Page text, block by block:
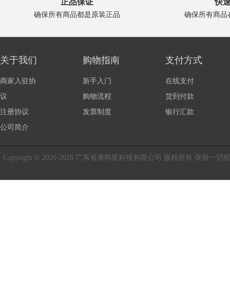
正品保证
确保所有商品都是原装正品
快
确保所有商品
关于我们
商家入驻协
议
注册协议
公司简介
购物指南
新手入门
购物流程
发票制度
支付方式
在线支付
货到付款
银行汇款
Copyright © 2020-2026 广东省康网星科技有限公司 版权所有 保留一切